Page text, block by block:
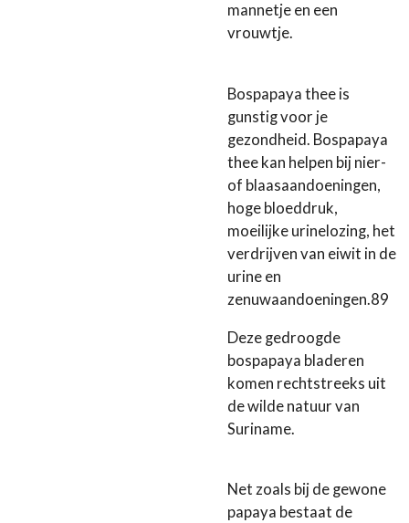
mannetje en een
vrouwtje.
Bospapaya thee is
gunstig voor je
gezondheid. Bospapaya
thee kan helpen bij nier-
of blaasaandoeningen,
hoge bloeddruk,
moeilijke urinelozing, het
verdrijven van eiwit in de
urine en
zenuwaandoeningen.89
Deze gedroogde
bospapaya bladeren
komen rechtstreeks uit
de wilde natuur van
Suriname.
Net zoals bij de gewone
papaya bestaat de